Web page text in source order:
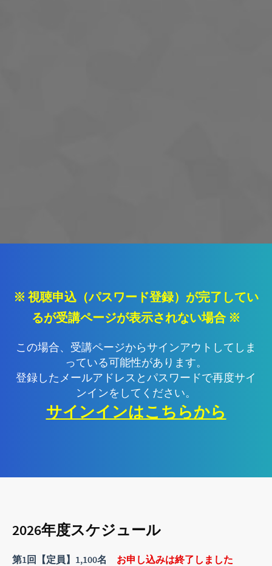
※ 視聴申込（パスワード登録）が完了してい
るが受講ページが表示されない場合 ※
この場合、受講ページからサインアウトしてしま
っている可能性があります。
登録したメールアドレスとパスワードで再度サイ
ンインをしてください。
サインインはこちらから
2026年度スケジュール
第1回【定員】1,100名 お申し込みは終了しました